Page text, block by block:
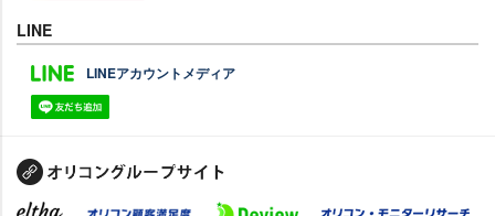
LINE
LINEアカウントメディア